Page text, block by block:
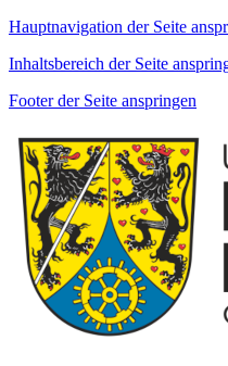
Hauptnavigation der Seite
Inhaltsbereich der Seite
Footer der Seite anspringen